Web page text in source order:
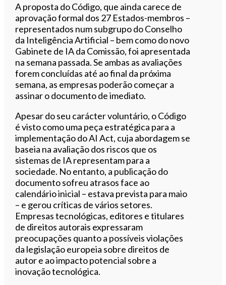
A proposta do Código, que ainda carece de
aprovação formal dos 27 Estados-membros –
representados num subgrupo do Conselho
da Inteligência Artificial – bem como do novo
Gabinete de IA da Comissão, foi apresentada
na semana passada. Se ambas as avaliações
forem concluídas até ao final da próxima
semana, as empresas poderão começar a
assinar o documento de imediato.
Apesar do seu carácter voluntário, o Código
é visto como uma peça estratégica para a
implementação do AI Act, cuja abordagem se
baseia na avaliação dos riscos que os
sistemas de IA representam para a
sociedade. No entanto, a publicação do
documento sofreu atrasos face ao
calendário inicial – estava prevista para maio
– e gerou críticas de vários setores.
Empresas tecnológicas, editores e titulares
de direitos autorais expressaram
preocupações quanto a possíveis violações
da legislação europeia sobre direitos de
autor e ao impacto potencial sobre a
inovação tecnológica.